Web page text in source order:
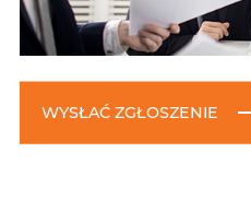
WYSŁAĆ ZGŁOSZENIE